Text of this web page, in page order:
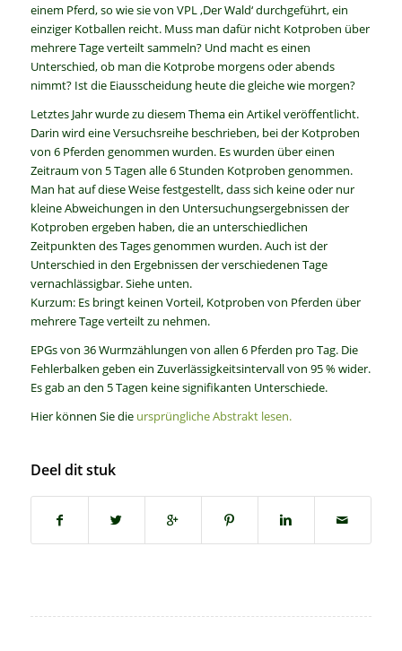
einem Pferd, so wie sie von VPL ‚Der Wald‘ durchgeführt, ein
einziger Kotballen reicht. Muss man dafür nicht Kotproben über
mehrere Tage verteilt sammeln? Und macht es einen
Unterschied, ob man die Kotprobe morgens oder abends
nimmt? Ist die Eiausscheidung heute die gleiche wie morgen?
Letztes Jahr wurde zu diesem Thema ein Artikel veröffentlicht.
Darin wird eine Versuchsreihe beschrieben, bei der Kotproben
von 6 Pferden genommen wurden. Es wurden über einen
Zeitraum von 5 Tagen alle 6 Stunden Kotproben genommen.
Man hat auf diese Weise festgestellt, dass sich keine oder nur
kleine Abweichungen in den Untersuchungsergebnissen der
Kotproben ergeben haben, die an unterschiedlichen
Zeitpunkten des Tages genommen wurden. Auch ist der
Unterschied in den Ergebnissen der verschiedenen Tage
vernachlässigbar. Siehe unten.
Kurzum: Es bringt keinen Vorteil, Kotproben von Pferden über
mehrere Tage verteilt zu nehmen.
EPGs von 36 Wurmzählungen von allen 6 Pferden pro Tag. Die
Fehlerbalken geben ein Zuverlässigkeitsintervall von 95 % wider.
Es gab an den 5 Tagen keine signifikanten Unterschiede.
Hier können Sie die ursprüngliche Abstrakt lesen.
Deel dit stuk